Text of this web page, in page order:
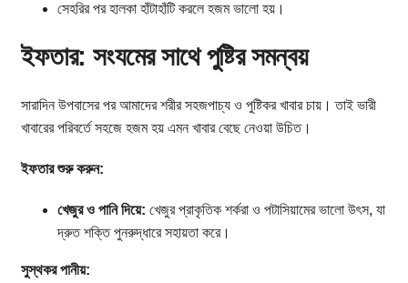
সেহরির পর হালকা হাঁটাহাঁটি করলে হজম ভালো হয়।
ইফতার: সংযমের সাথে পুষ্টির সমন্বয়
সারাদিন উপবাসের পর আমাদের শরীর সহজপাচ্য ও পুষ্টিকর খাবার চায়। তাই ভারী
খাবারের পরিবর্তে সহজে হজম হয় এমন খাবার বেছে নেওয়া উচিত।
ইফতার শুরু করুন:
খেজুর ও পানি দিয়ে: খেজুর প্রাকৃতিক শর্করা ও পটাসিয়ামের ভালো উৎস, যা
দ্রুত শক্তি পুনরুদ্ধারে সহায়তা করে।
সুস্থকর পানীয়: